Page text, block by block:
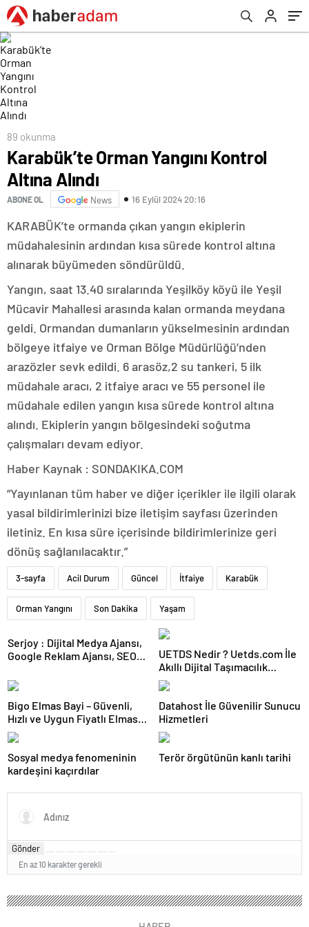
89 okunma
Karabük’te Orman Yangını Kontrol
Altına Alındı
ABONE OL News 16 Eylül 2024 20:16
KARABÜK’te ormanda çıkan yangın ekiplerin
müdahalesinin ardından kısa sürede kontrol altına
alınarak büyümeden söndürüldü.
Yangın, saat 13.40 sıralarında Yeşilköy köyü ile Yeşil
Mücavir Mahallesi arasında kalan ormanda meydana
geldi. Ormandan dumanların yükselmesinin ardından
bölgeye itfaiye ve Orman Bölge Müdürlüğü’nden
arazözler sevk edildi. 6 arasöz,2 su tankeri, 5 ilk
müdahale aracı, 2 itfaiye aracı ve 55 personel ile
müdahale edilen yangın kısa sürede kontrol altına
alındı. Ekiplerin yangın bölgesindeki soğutma
çalışmaları devam ediyor.
Haber Kaynak : SONDAKIKA.COM
“Yayınlanan tüm haber ve diğer içerikler ile ilgili olarak
yasal bildirimlerinizi bize iletişim sayfası üzerinden
iletiniz. En kısa süre içerisinde bildirimlerinize geri
dönüş sağlanılacaktır.”
3-sayfa Acil Durum Güncel İtfaiye Karabük
Orman Yangını Son Dakika Yaşam
Serjoy : Dijital Medya Ajansı,
Google Reklam Ajansı, SEO
UETDS Nedir ? Uetds.com İle
Akıllı Dijital Taşımacılık
Yazılımı
Bigo Elmas Bayi – Güvenli,
Hızlı ve Uygun Fiyatlı Elmas
Satın Almanın Yeni Adresi
Datahost İle Güvenilir Sunucu
Hizmetleri
Sosyal medya fenomeninin
kardeşini kaçırdılar
Terör örgütünün kanlı tarihi
Gönder
En az 10 karakter gerekli